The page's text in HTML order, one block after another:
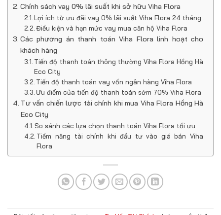
Chính sách vay 0% lãi suất khi sở hữu Viha Flora
Lợi ích từ ưu đãi vay 0% lãi suất Viha Flora 24 tháng
Điều kiện và hạn mức vay mua căn hộ Viha Flora
Các phương án thanh toán Viha Flora linh hoạt cho
khách hàng
Tiến độ thanh toán thông thường Viha Flora Hồng Hà
Eco City
Tiến độ thanh toán vay vốn ngân hàng Viha Flora
Ưu điểm của tiến độ thanh toán sớm 70% Viha Flora
Tư vấn chiến lược tài chính khi mua Viha Flora Hồng Hà
Eco City
So sánh các lựa chọn thanh toán Viha Flora tối ưu
Tiềm năng tài chính khi đầu tư vào giá bán Viha
Flora